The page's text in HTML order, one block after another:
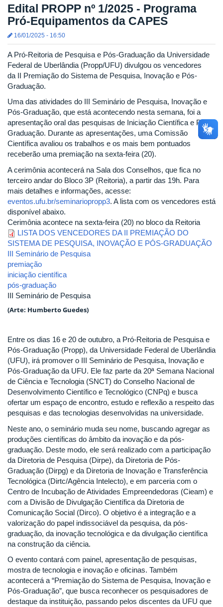
Edital PROPP nº 1/2025 - Programa
Pró-Equipamentos da CAPES
16/01/2025 - 16:50
A Pró-Reitoria de Pesquisa e Pós-Graduação da Universidade
Federal de Uberlândia (Propp/UFU) divulgou os vencedores
da II Premiação do Sistema de Pesquisa, Inovação e Pós-
Graduação.
Uma das atividades do III Seminário de Pesquisa, Inovação e
Pós-Graduação, que está acontecendo nesta semana, foi a
apresentação oral das pesquisas de Iniciação Científica e Pós-
Graduação. Durante as apresentações, uma Comissão
Científica avaliou os trabalhos e os mais bem pontuados
receberão uma premiação na sexta-feira (20).
A cerimônia acontecerá na Sala dos Conselhos, que fica no
terceiro andar do Bloco 3P (Reitoria), a partir das 19h. Para
mais detalhes e informações, acesse:
eventos.ufu.br/seminariopropp3. A lista com os vencedores está
disponível abaixo.
Cerimônia acontece na sexta-feira (20) no bloco da Reitoria
LISTA DOS VENCEDORES DA II PREMIAÇÃO DO
SISTEMA DE PESQUISA, INOVAÇÃO E PÓS-GRADUAÇÃO
III Seminário de Pesquisa
premiação
iniciação científica
pós-graduação
III Seminário de Pesquisa
(Arte: Humberto Guedes)
Entre os dias 16 e 20 de outubro, a Pró-Reitoria de Pesquisa e
Pós-Graduação (Propp), da Universidade Federal de Uberlândia
(UFU), irá promover o III Seminário de Pesquisa, Inovação e
Pós-Graduação da UFU. Ele faz parte da 20ª Semana Nacional
de Ciência e Tecnologia (SNCT) do Conselho Nacional de
Desenvolvimento Científico e Tecnológico (CNPq) e busca
ofertar um espaço de encontro, estudo e reflexão a respeito das
pesquisas e das tecnologias desenvolvidas na universidade.
Neste ano, o seminário muda seu nome, buscando agregar as
produções científicas do âmbito da inovação e da pós-
graduação. Deste modo, ele será realizado com a participação
da Diretoria de Pesquisa (Dirpe), da Diretoria de Pós-
Graduação (Dirpg) e da Diretoria de Inovação e Transferência
Tecnológica (Dirtc/Agência Intelecto), e em parceria com o
Centro de Incubação de Atividades Empreendedoras (Cieam) e
com a Divisão de Divulgação Científica da Diretoria de
Comunicação Social (Dirco). O objetivo é a integração e a
valorização do papel indissociável da pesquisa, da pós-
graduação, da inovação tecnológica e da divulgação científica
na construção da ciência.
O evento contará com painel, apresentação de pesquisas,
mostra de tecnologia e inovação e oficinas. Também
acontecerá a “Premiação do Sistema de Pesquisa, Inovação e
Pós-Graduação”, que busca reconhecer os pesquisadores de
destaque da instituição, passando pelos discentes da UFU que